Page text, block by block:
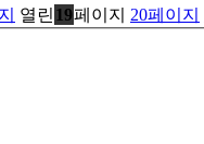
열린 19페이지 20페이지